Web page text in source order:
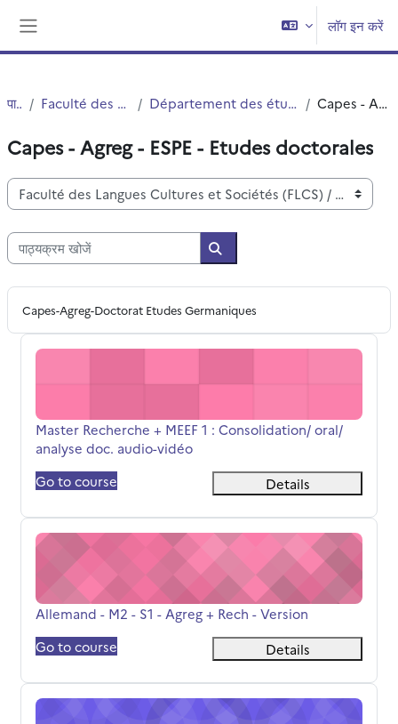
लॉग इन करें
पाठ्यक्रम Faculté des Langues Cultures et Sociétés (FLCS) Département des études germaniques, néerlandaises et scandinaves (EGNS) Capes - Agreg - ESPE - Etudes doctorales
Capes - Agreg - ESPE - Etudes doctorales
पाठ्यक्रम वर्ग
पाठ्यक्रम खोजें
पाठ्यक्रम खोजें
Capes-Agreg-Doctorat Etudes Germaniques
Master Recherche + MEEF 1 : Consolidation/ oral/
पाठ्यक्रम का नाम
Master Recherche + MEEF 1 : Consolidation/ oral/
analyse doc. audio-vidéo
Go to course
Details
Allemand - M2 - S1 - Agreg + Rech - Version
पाठ्यक्रम का नाम
Allemand - M2 - S1 - Agreg + Rech - Version
Go to course
Details
Allemand - M1 - S1 et S2 - Version MEEF + RECH (Mme